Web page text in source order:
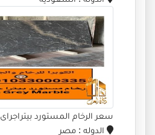
سعر الرخام المستورد بيتراجراى
الدوله : مصر